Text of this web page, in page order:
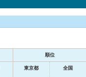
順位
東京都 全国